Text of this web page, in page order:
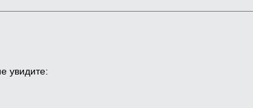
увидите: